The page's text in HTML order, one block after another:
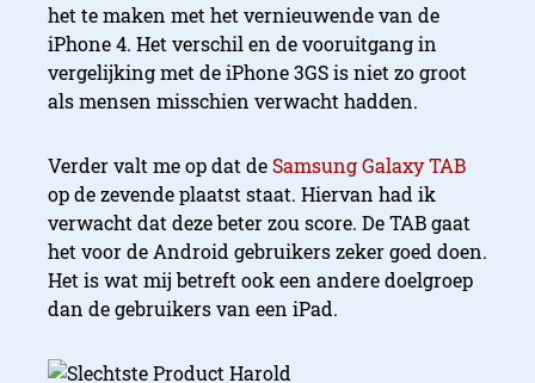
het te maken met het vernieuwende van de
iPhone 4. Het verschil en de vooruitgang in
vergelijking met de iPhone 3GS is niet zo groot
als mensen misschien verwacht hadden.
Verder valt me op dat deSamsung Galaxy TAB
op de zevende plaatst staat. Hiervan had ik
verwacht dat deze beter zou score. De TAB gaat
het voor de Android gebruikers zeker goed doen.
Het is wat mij betreft ook een andere doelgroep
dan de gebruikers van een iPad.